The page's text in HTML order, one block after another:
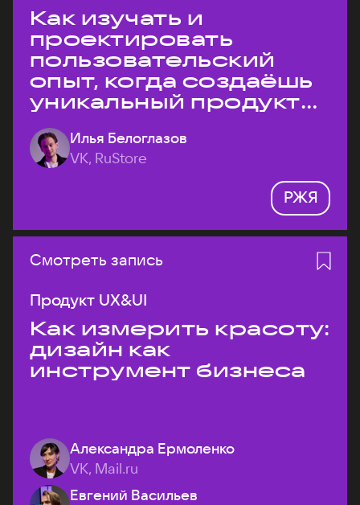
Как изучать и
проектировать
пользовательский
опыт, когда создаёшь
уникальный продукт
на рынке?
Илья Белоглазов
VK, RuStore
РЖЯ
Смотреть запись
Продукт UX&UI
Как измерить красоту:
дизайн как
инструмент бизнеса
Александра Ермоленко
VK, Mail.ru
Евгений Васильев